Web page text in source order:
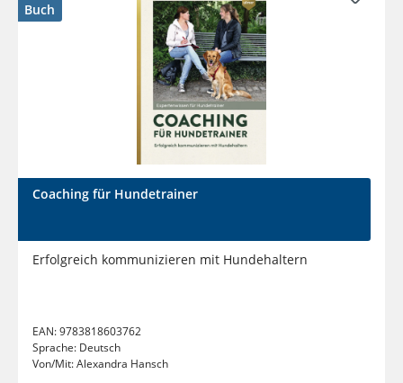
Buch
Coaching für Hundetrainer
Erfolgreich kommunizieren mit Hundehaltern
EAN:9783818603762
Sprache: Deutsch
Von/Mit:Alexandra Hansch